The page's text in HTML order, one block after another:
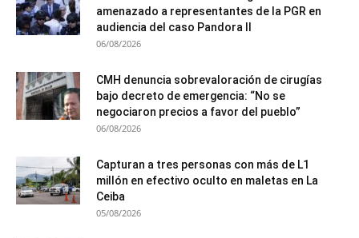
amenazado a representantes de la PGR en
audiencia del caso Pandora II
06/08/2026
CMH denuncia sobrevaloración de cirugías
bajo decreto de emergencia: “No se
negociaron precios a favor del pueblo”
06/08/2026
Capturan a tres personas con más de L1
millón en efectivo oculto en maletas en La
Ceiba
05/08/2026